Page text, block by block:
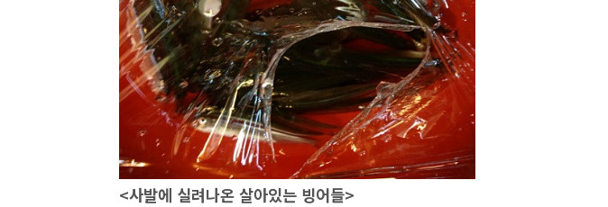
<사발에 실려나온 살아있는 빙어들>